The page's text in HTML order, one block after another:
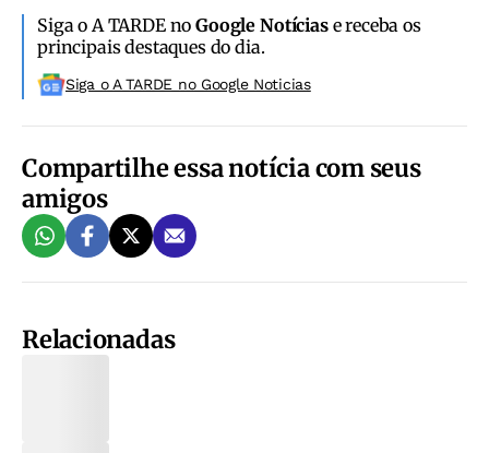
Siga o A TARDE noGoogle Notíciase receba os
principais destaques do dia.
Siga o A TARDE no Google Noticias
Compartilhe essa notícia com seus
amigos
Relacionadas